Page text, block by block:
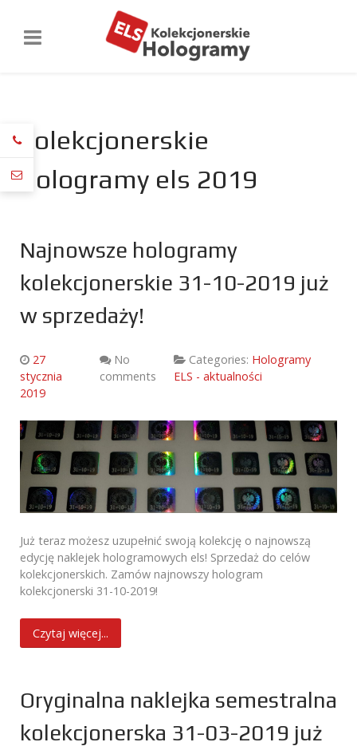
kolekcjonerskie
hologramy els 2019
Najnowsze hologramy
kolekcjonerskie 31-10-2019 już
w sprzedaży!
27
stycznia
2019
No
comments
Categories: Hologramy
ELS - aktualności
Już teraz możesz uzupełnić swoją kolekcję o najnowszą
edycję naklejek hologramowych els! Sprzedaż do celów
kolekcjonerskich. Zamów najnowszy hologram
kolekcjonerski 31-10-2019!
Czytaj więcej...
Oryginalna naklejka semestralna
kolekcjonerska 31-03-2019 już